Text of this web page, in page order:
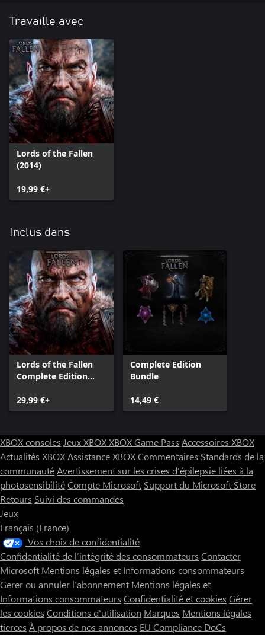
Travaille avec
Lords of the Fallen
(2014)
19,99 €+
Inclus dans
Lords of the Fallen
Complete Edition
29,99 €+
Complete Edition
Bundle
14,49 €
XBOX consoles Jeux XBOXXBOX Game Pass Accessoires XBOX
Actualités XBOXAssistance XBOXCommentaires Standards de la
communautéAvertissement sur les crises d’épilepsie liées à la
photosensibilitéCompte Microsoft Support du Microsoft Store
Retours Suivi des commandes
Jeux
Français (France)
Vos choix de confidentialité
Confidentialité de l’intégrité des consommateurs Contacter
Microsoft Mentions légales et Informations consommateurs
Gerer ou annuler l’abonnement Mentions légales et
Informations consommateurs Confidentialité et cookies Gérer
les cookies Conditions d'utilisation Marques Mentions légales
tierces À propos de nos annonces EU Compliance DoCs